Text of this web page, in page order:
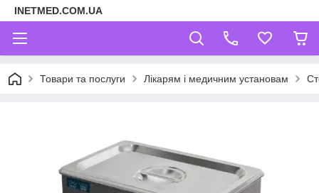
INETMED.COM.UA
Товари та послуги Лікарям і медичним установам